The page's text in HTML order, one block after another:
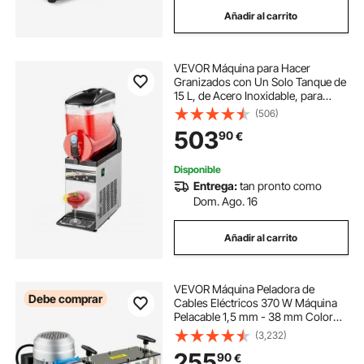
Añadir al carrito
VEVOR Máquina para Hacer
Granizados con Un Solo Tanque de
15 L, de Acero Inoxidable, para
Preparar 60 Tazas de Margaritas,
Batidos y Granizados, para Fiestas
en Casa, Restaurantes, Cafeterías
(506)
50390€
Disponible
Entrega:tan pronto como
Dom. Ago. 16
Añadir al carrito
Debe comprar
VEVOR Máquina Peladora de
Cables Eléctricos 370 W Máquina
Pelacable 1,5 mm - 38 mm Color
Azul 17,3pulg.x12 pulg.x14,1 pulg.
Máquina Pelacables Automática 50
HZ para Manejar Diferentes Tipos
(3,232)
90€